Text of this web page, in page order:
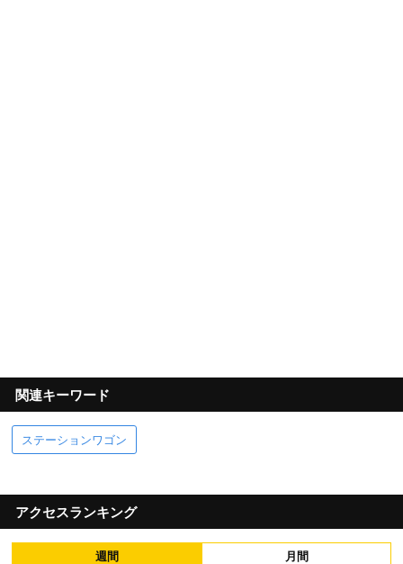
関連キーワード
ステーションワゴン
アクセスランキング
週間 月間